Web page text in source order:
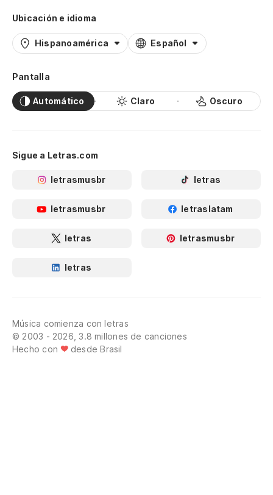
Ubicación e idioma
Hispanoamérica Español
Pantalla
Automático Claro Oscuro
Sigue a Letras.com
letrasmusbr letras
letrasmusbr letraslatam
letras letrasmusbr
letras
Música comienza con letras
© 2003 - 2026, 3.8 millones de canciones
Hecho con
desde Brasil